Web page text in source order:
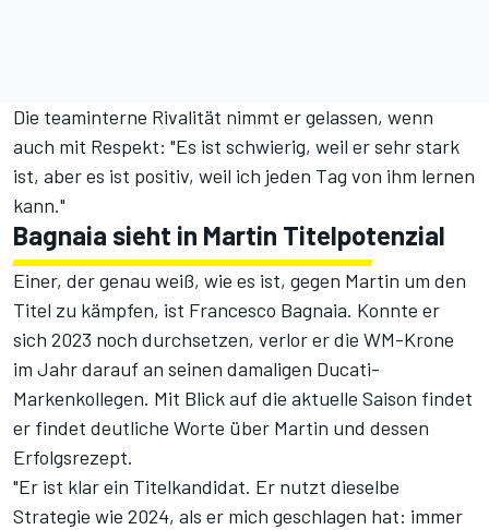
Die teaminterne Rivalität nimmt er gelassen, wenn
auch mit Respekt: "Es ist schwierig, weil er sehr stark
ist, aber es ist positiv, weil ich jeden Tag von ihm lernen
kann."
Bagnaia sieht in Martin Titelpotenzial
Einer, der genau weiß, wie es ist, gegen Martin um den
Titel zu kämpfen, ist Francesco Bagnaia. Konnte er
sich 2023 noch durchsetzen, verlor er die WM-Krone
im Jahr darauf an seinen damaligen Ducati-
Markenkollegen. Mit Blick auf die aktuelle Saison findet
er findet deutliche Worte über Martin und dessen
Erfolgsrezept.
"Er ist klar ein Titelkandidat. Er nutzt dieselbe
Strategie wie 2024, als er mich geschlagen hat: immer